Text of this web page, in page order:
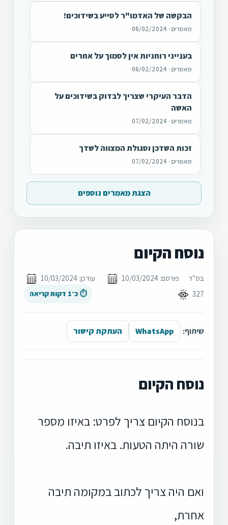
הבקשה של האדמו"ר לסייע בשידוכים!
מאמרים · 06/02/2024
בענייני רוחניות אין לסמוך על אחרים
מאמרים · 06/02/2024
הדבר העיקרי שצריך לבדוק בשידוכים על
האשה
מאמרים · 07/02/2024
זכות השדכן וסגולת המצווה לשדך
מאמרים · 07/02/2024
הצגת מאמרים נוספים
נוסח הקיום
בס"ד פורסם: 10/03/2024
עודכן: 10/03/2024
327
⏱ כ־1 דקות קריאה
שיתוף: WhatsApp העתקת קישור
נוסח הקיום
בנוסח הקיום צריך לפרט: באיזו מספר
שורה היתה הטעות. באיזו תיבה.
ואם היה צריך לכתוב במקומה תיבה
אחרת,